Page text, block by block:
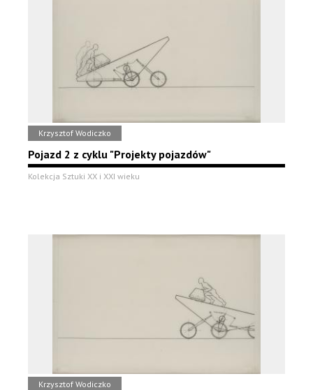
Krzysztof Wodiczko
Pojazd 2 z cyklu "Projekty pojazdów"
Kolekcja Sztuki XX i XXI wieku
Krzysztof Wodiczko